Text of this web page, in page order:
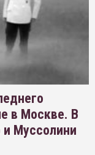
в Москве. В
и Муссолини